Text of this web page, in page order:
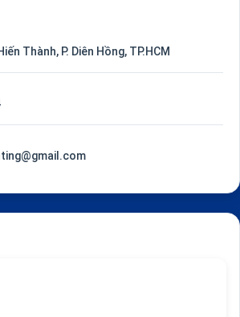
Thành, P. Diên Hồng, TP.HCM